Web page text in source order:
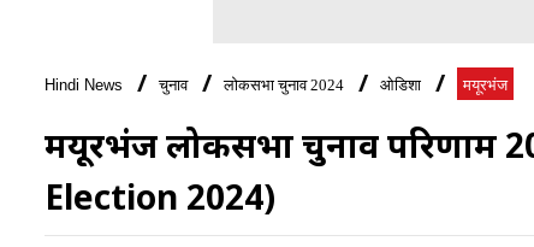
Hindi News चुनाव लोकसभा चुनाव 2024 ओडिशा मयूरभंज
मयूरभंज लोकसभा चुनाव परिणाम
Election 2024)